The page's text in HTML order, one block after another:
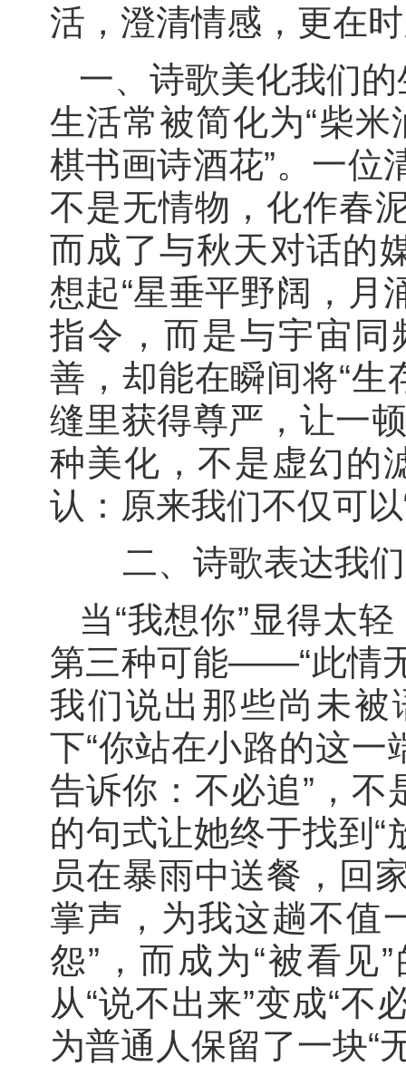
活，澄清情感，更在
一、诗歌美化我们
生活常被简化为“柴
棋书画诗酒花”。一位
不是无情物，化作春
而成了与秋天对话的
想起“星垂平野阔，月
指令，而是与宇宙
善，却能在瞬间将“
缝里获得尊严，让一
种美化，不是虚幻的
认：原来我们不仅可以
二、诗歌表达我们
当“我想你”显得太
第三种可能——“此情
我们说出那些尚未
下“你站在小路的这
告诉你：不必追”，
的句式让她终于找到“
员在暴雨中送餐，回
掌声，为我这趟不值
怨”，而成为“被看见
从“说不出来”变成“
为普通人保留了一块“